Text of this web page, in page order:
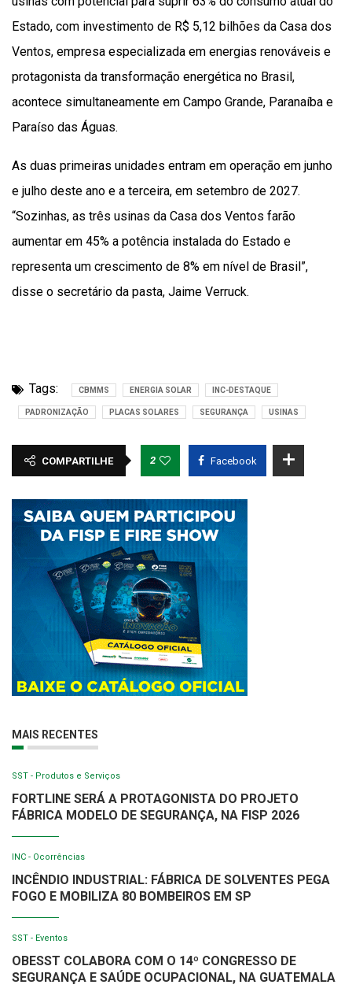
Estado, com investimento de R$ 5,12 bilhões da Casa dos
Ventos, empresa especializada em energias renováveis e
protagonista da transformação energética no Brasil,
acontece simultaneamente em Campo Grande, Paranaíba e
Paraíso das Águas.
As duas primeiras unidades entram em operação em junho
e julho deste ano e a terceira, em setembro de 2027.
“Sozinhas, as três usinas da Casa dos Ventos farão
aumentar em 45% a potência instalada do Estado e
representa um crescimento de 8% em nível de Brasil”,
disse o secretário da pasta, Jaime Verruck.
Tags: CBMMS ENERGIA SOLAR INC-DESTAQUE
PADRONIZAÇÃO PLACAS SOLARES SEGURANÇA USINAS
COMPARTILHE 2 Facebook
MAIS RECENTES
SST - Produtos e Serviços
FORTLINE SERÁ A PROTAGONISTA DO PROJETO
FÁBRICA MODELO DE SEGURANÇA, NA FISP 2026
INC - Ocorrências
INCÊNDIO INDUSTRIAL: FÁBRICA DE SOLVENTES PEGA
FOGO E MOBILIZA 80 BOMBEIROS EM SP
SST - Eventos
OBESST COLABORA COM O 14º CONGRESSO DE
SEGURANÇA E SAÚDE OCUPACIONAL, NA GUATEMALA